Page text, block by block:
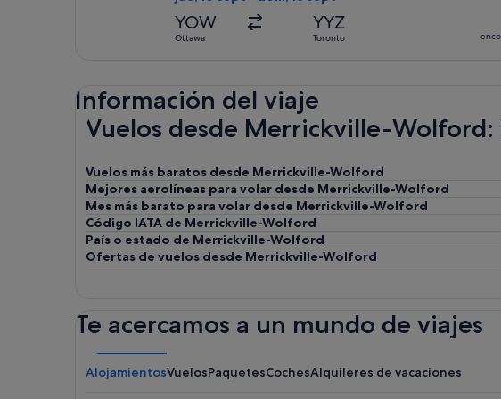
YOW
Ottawa
YYZ
Toronto
Información del viaje
Vuelos desde Merrickville-
Vuelos más baratos desde Merrickville-Wolford
Mejores aerolíneas para volar desde Merrickville-Wolford
Mes más barato para volar desde Merrickville-Wolford
Código IATA de Merrickville-Wolford
País o estado de Merrickville-Wolford
Ofertas de vuelos desde Merrickville-Wolford
Te acercamos a un mundo de viajes
AlojamientosVuelosPaquetesCochesAlquileres de vacaciones